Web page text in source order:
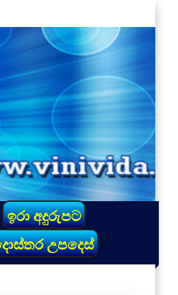
ඉරා අදුරුපට
උපදෙස්